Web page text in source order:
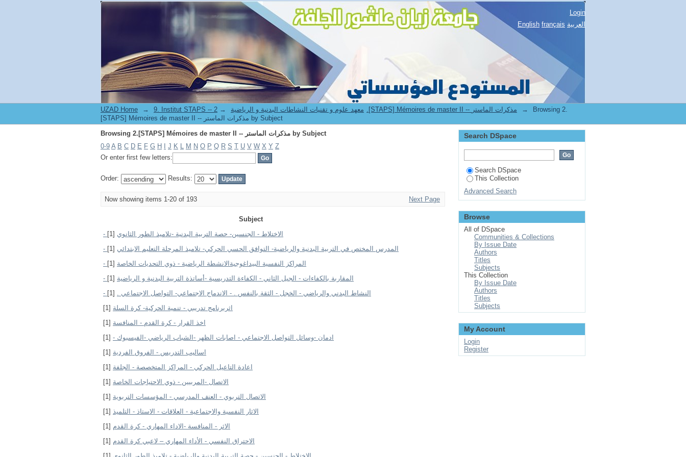
Browsing 2.[STAPS] Mémoires de master II -- مذكرات الماستر by Subject
Login
English français العربية
UZAD Home → 9. Institut STAPS -- معهد علوم و تقنيات النشاطات البدنية و الرياضية → 2.[STAPS] Mémoires de master II -- مذكرات الماستر →
Browsing 2.
[STAPS] Mémoires de master II -- مذكرات الماستر by Subject
Browsing 2.[STAPS] Mémoires de master II -- مذكرات الماستر by Subject
0-9 A B C D E F G H J K L M N O P Q R S T U V W X Y Z
Or enter first few letters:
Order: Results:
Now showing items 1-20 of 193 Next Page
Subject
- الاختلاط - الجنسين- حصة التربية البدنية -تلاميذ الطور الثانوي [1]
- المدرس المختص في التربية البدنية والرياضية- التوافق الحسي الحركي- تلاميذ المرحلة التعليم الابتدائي [1]
- المراكز النفسية البيداغوجيةالانشطة الرياضية - ذوي التحديات الخاصة [1]
- المقاربة بالكفاءات - الجيل الثاني - الكفاءة التدريسية -أساتذة التربية البدنية و الرياضية [1]
- النشاط البدني والرياضي - الخجل - الثقة بالنفس . - الاندماج الاجتماعي- التواصل الاجتماعي . [1]
اثربرنامج تدريبي - تنمية الحركية- كرة السلة [1]
اخذ القرار - كرة القدم - المنافسة [1]
ادمان -وسائل التواصل الاجتماعي - اصابات الظهر -الشباب الرياضي -الفيسبوك - [1]
اساليب التدريس - الفروق الفردية [1]
اعادة التاعيل الحركي - المراكز المتخصصة - الجلفة [1]
الاتصال -المربيين - ذوي الاحتياجات الخاصة [1]
الاتصال التربوي - العنف المدرسي - المؤسسات التربوية [1]
الاثار النفسية والاجتماعية - العلاقات - الاستاذ - التلميذ [1]
الاثر - المنافسة -الاداء المهاري - كرة القدم [1]
الاحتراق النفسي - الأداء المهاري – لاعبي كرة القدم [1]
Search DSpace
Search DSpace
This Collection
Advanced Search
Browse
All of DSpace
Communities & Collections
By Issue Date
Authors
Titles
Subjects
This Collection
By Issue Date
Authors
Titles
Subjects
My Account
Login
Register